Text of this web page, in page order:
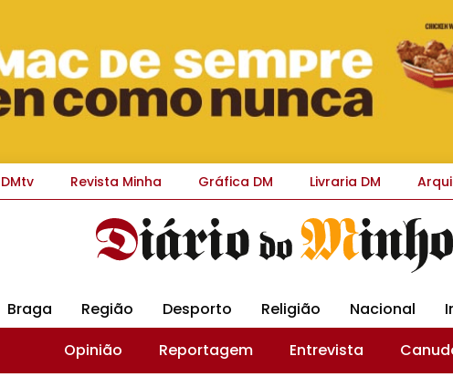
DMtv Revista Minha Gráfica DM Livraria DM
Braga Região Desporto Religião Nacional
Opinião
Reportagem Entrevista